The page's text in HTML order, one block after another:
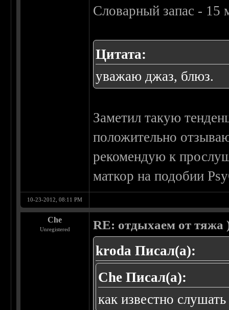
Словарный запас - 15
Цитата:
уважаю джаз, блюз.
Заметил такую
положительно
рекомендую к
маткор на подобии
10-23-2012, 08:11 PM
Che
Unregistered RE: отдыхаем от тяжа
kroda Писал(а):
Che Писал(а):
как известно